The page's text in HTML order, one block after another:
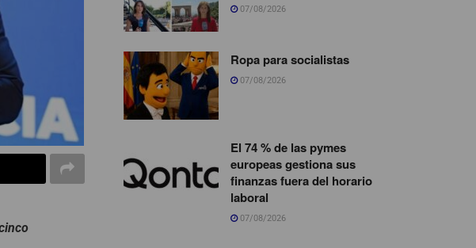
07/08/2026
Ropa para socialistas
07/08/2026
El 74 % de las pymes
europeas gestiona sus
finanzas fuera del horario
laboral
07/08/2026